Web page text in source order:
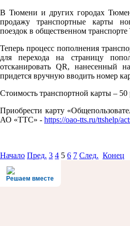
В Тюмени и других городах
продажу транспортные карты
поездок в общественном
Теперь процесс пополнения
для перехода на страницу
отсканировать QR, нанесенный
придется вручную вводить номер
Стоимость транспортной карты – 50
Приобрести карту
АО «ТТС» - https://oao-tts.ru/ttshelp/
Начало Пред. 3 4 5 6 7 След. Конец
Решаем вместе